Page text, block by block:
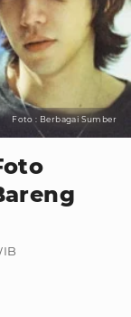
Foto : Berbagai Sumber